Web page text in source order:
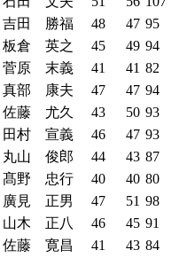
吉田 勝福 48 47 95
板倉 英之 45 49 94
菅原 末義 41 41 82
真部 康夫 47 47 94
佐藤 尤久 43 50 93
田村 宣義 46 47 93
丸山 俊郎 44 43 87
髙野 忠行 40 40 80
廣見 正男 47 51 98
山木 正八 46 45 91
佐藤 寛昌 41 43 84